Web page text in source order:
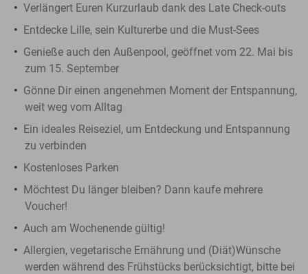
Verlängert Euren Kurzurlaub dank des Late Check-outs
Entdecke Lille, sein Kulturerbe und die Must-Sees
Genieße auch den Außenpool, geöffnet vom 22. Mai bis
zum 15. September
Gönne Dir einen angenehmen Moment der Entspannung,
weit weg vom Alltag
Ein ideales Reiseziel, um Entdeckung und Entspannung
zu verbinden
Kostenloses Parken
Möchtest Du länger bleiben? Dann kaufe mehrere
Voucher!
Auch am Wochenende gültig!
Allergien, vegetarische Ernährung und (Diät)Wünsche
werden während des Frühstücks berücksichtigt, bitte bei